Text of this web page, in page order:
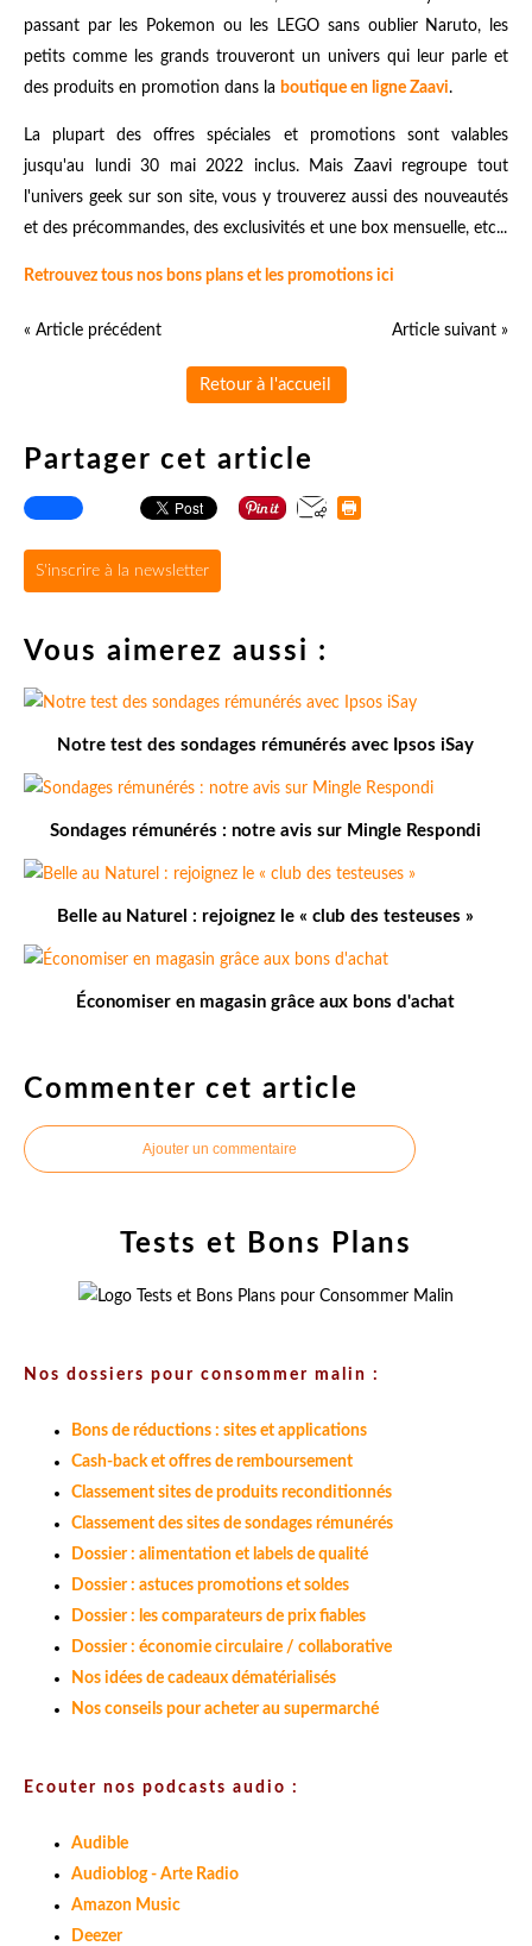
passant par les Pokemon ou les LEGO sans oublier Naruto, les
petits comme les grands trouveront un univers qui leur parle et
des produits en promotion dans la boutique en ligne Zaavi.
La plupart des offres spéciales et promotions sont valables
jusqu'au lundi 30 mai 2022 inclus. Mais Zaavi regroupe tout
l'univers geek sur son site, vous y trouverez aussi des nouveautés
et des précommandes, des exclusivités et une box mensuelle, etc...
Retrouvez tous nos bons plans et les promotions ici
« Article précédent Article suivant »
Retour à l'accueil
Partager cet article
S'inscrire à la newsletter
Vous aimerez aussi :
Notre test des sondages rémunérés avec Ipsos iSay
Sondages rémunérés : notre avis sur Mingle Respondi
Belle au Naturel : rejoignez le « club des testeuses »
Économiser en magasin grâce aux bons d'achat
Commenter cet article
Ajouter un commentaire
Tests et Bons Plans
Nos dossiers pour consommer malin :
Bons de réductions : sites et applications
Cash-back et offres de remboursement
Classement sites de produits reconditionnés
Classement des sites de sondages rémunérés
Dossier : alimentation et labels de qualité
Dossier : astuces promotions et soldes
Dossier : les comparateurs de prix fiables
Dossier : économie circulaire / collaborative
Nos idées de cadeaux dématérialisés
Nos conseils pour acheter au supermarché
Ecouter nos podcasts audio :
Audible
Audioblog - Arte Radio
Amazon Music
Deezer